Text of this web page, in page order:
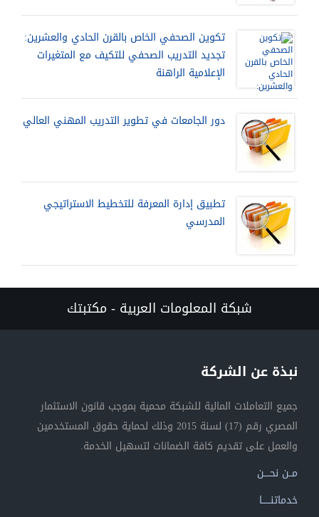
تكوين الصحفي الخاص بالقرن الحادي والعشرين:
تجديد التدريب الصحفي للتكيف مع المتغيرات
الإعلامية الراهنة
دور الجامعات في تطوير التدريب المهني العالي
تطبيق إدارة المعرفة للتخطيط الاستراتيجي
المدرسي
شبكة المعلومات العربية - مكتبتك
نبذة عن الشركة
جميع التعاملات المالية للشبكة محمية بموجب قانون الاستثمار
المصري رقم (17) لسنة 2015 وذلك لحماية حقوق المستخدمين
والعمل على تقديم كافة الضمانات لتسهيل الخدمة.
مــن نحــــن
خدماتنــــــا